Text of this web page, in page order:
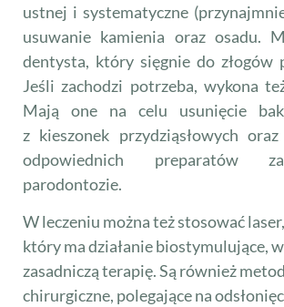
ustnej i systematyczne
usuwanie kamienia oraz osadu.
dentysta, który sięgnie do złogów
Jeśli zachodzi potrzeba, wykona
Mają one na celu usunięcie
z kieszonek przydziąsłowych
odpowiednich preparatów
parodontozie.
W leczeniu można też stosować laser,
który ma działanie biostymulujące,
zasadniczą terapię. Są również
chirurgiczne, polegające na